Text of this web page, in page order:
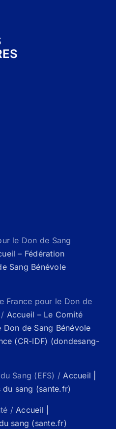
le Don de Sang
– Fédération
Sang Bénévole
France pour le Don de
/ Accueil – Le Comité
Don de Sang Bénévole
(CR-IDF) (dondesang-
Sang (EFS) /Accueil |
du sang (sante.fr)
/Accueil |
sang (sante.fr)